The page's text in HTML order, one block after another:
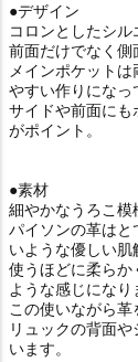
●デザイン
コロンとしたシル
前面だけでなく側
メインポケット
やすい作りになっ
サイドや前面にも
がポイント。
●素材
細やかなうろこ模
パイソンの革はと
いような優しい肌
使うほどに柔らか
ような感じになり
この使いながら革
リュックの背面
います。